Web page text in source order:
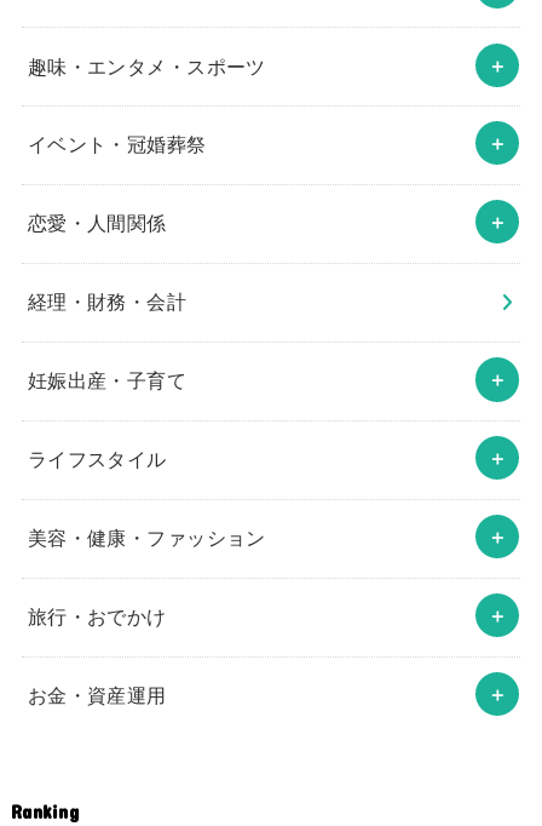
趣味・エンタメ・スポーツ
イベント・冠婚葬祭
恋愛・人間関係
経理・財務・会計
妊娠出産・子育て
ライフスタイル
美容・健康・ファッション
旅行・おでかけ
お金・資産運用
Ranking